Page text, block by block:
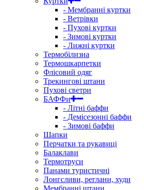
- Мембранні куртки
- Ветрівки
- Пухові куртки
- Зимові куртки
- Лижні куртки
Термобілизна
Термошкарпетки
Флісовий одяг
Трекингові штани
Пухові светри
БАФФи
- Літні баффи
- Демісезонні баффи
- Зимові баффи
Шапки
Перчатки та рукавиці
Балаклави
Термотруси
Панами туристичні
Лонгсливи, реглани, худи
Мембранні штани